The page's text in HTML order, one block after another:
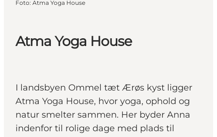
Atma Yoga House
I landsbyen Ommel tæt Ærøs kyst ligger
Atma Yoga House, hvor yoga, ophold og
natur smelter sammen. Her byder Anna
indenfor til rolige dage med plads til
Foto: Atma Yoga House